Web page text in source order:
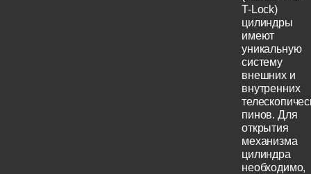
T-Lock)
цилиндры
имеют
уникальную
систему
внешних и
внутренних
пинов. Для
открытия
механизма
цилиндра
необходимо,